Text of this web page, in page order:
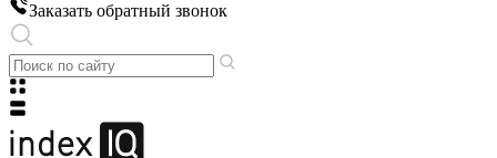
Заказать обратный звонок